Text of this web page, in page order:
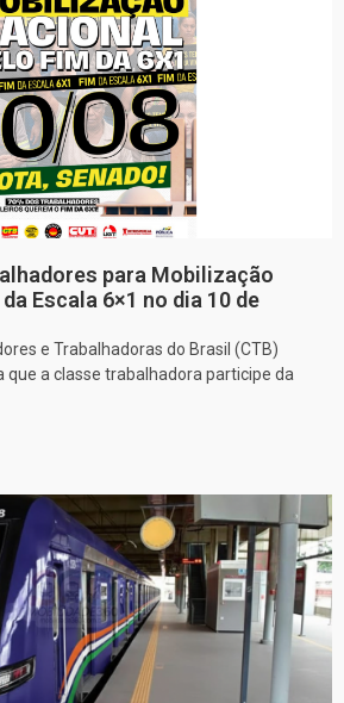
para Mobilização
Escala 6×1 no dia 10 de
e Trabalhadoras do Brasil (CTB)
a classe trabalhadora participe da